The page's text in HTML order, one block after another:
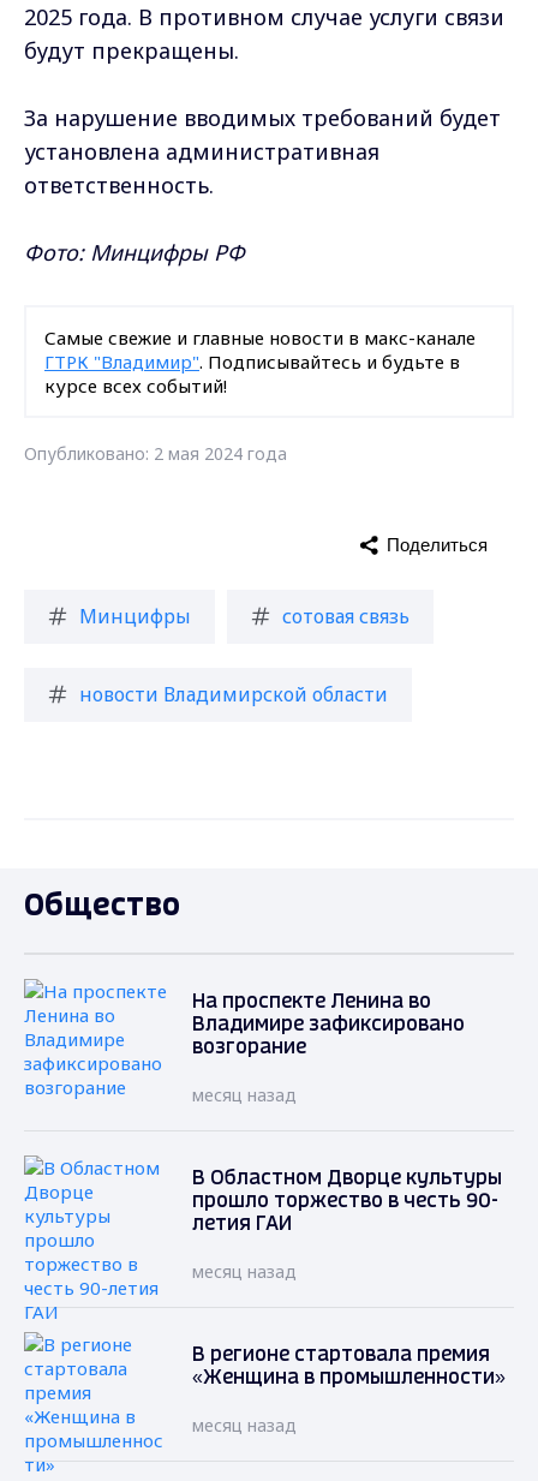
2025 года. В противном случае услуги связи
будут прекращены.
За нарушение вводимых требований будет
установлена административная
ответственность.
Фото: Минцифры РФ
Самые свежие и главные новости в макс-канале
ГТРК "Владимир". Подписывайтесь и будьте в
курсе всех событий!
Опубликовано: 2 мая 2024 года
Минцифры сотовая связь
новости Владимирской области
Поделиться
Общество
На проспекте Ленина во
Владимире зафиксировано
возгорание
месяц назад
В Областном Дворце культуры
прошло торжество в честь 90-
летия ГАИ
месяц назад
В регионе стартовала премия
«Женщина в промышленности»
месяц назад